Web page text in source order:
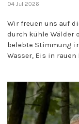
04 Jul 2026
Wir freuen uns auf
durch kühle Wälder
belebte Stimmung
Wasser, Eis in rauen